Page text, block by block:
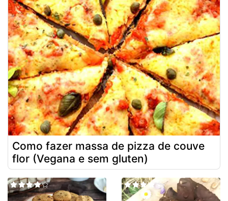
Como fazer massa de pizza de couve
flor (Vegana e sem gluten)